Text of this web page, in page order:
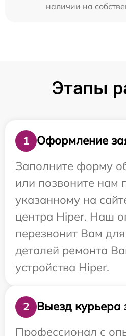
наличии на
Этапы
1
Оформление
Заполните форму
или позвоните нам
указанному на
центра Hiper. Наш
перезвонит Вам
деталей ремонта
устройства Hiper.
2
Выезд курьера
Профессионал с